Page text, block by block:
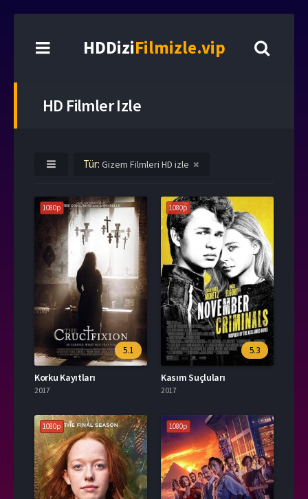
HDDiziFilmizle.vip
HD Filmler Izle
Tür: Gizem Filmleri HD izle
1080p
5.1
Korku Kayıtları
2017
1080p
5.3
Kasım Suçluları
2017
1080p 1080p